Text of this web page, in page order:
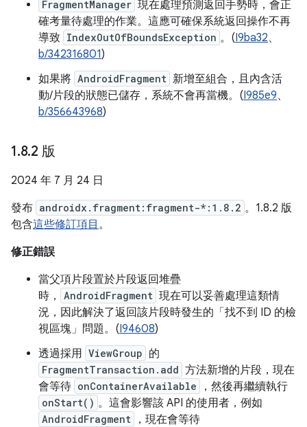
FragmentManager 現在處理預測返回手勢時，會正
確考量待處理的作業。這應可確保系統返回操作不再
導致 IndexOutOfBoundsException 。(I9ba32、
b/342316801)
如果將 AndroidFragment 新增至組合，且內含活
動/片段的狀態已儲存，系統不會再當機。(I985e9、
b/356643968)
1.8.2 版
2024 年 7 月 24 日
發布 androidx.fragment:fragment-*:1.8.2 。1.8.2 版
包含這些修訂項目 。
修正錯誤
當父項片段置於片段返回堆疊
時，
AndroidFragment 現在可以妥善處理這類情
況，因此解決了返回該片段時發生的「找不到 ID 的檢
視區塊」問題。(I94608)
透過採用 ViewGroup 的
FragmentTransaction.add 方法新增的片段，現在
會等待 onContainerAvailable ，然後再繼續執行
onStart() 。這會影響該 API 的使用者，例如
AndroidFragment ，現在會等待